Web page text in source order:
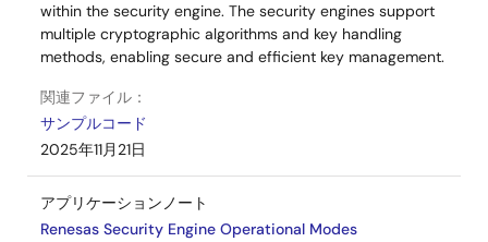
within the security engine. The security engines support
multiple cryptographic algorithms and key handling
methods, enabling secure and efficient key management.
関連ファイル：
サンプルコード
2025年11月21日
アプリケーションノート
Renesas Security Engine Operational Modes